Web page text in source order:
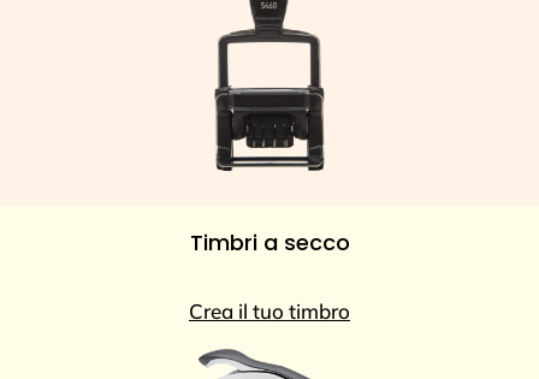
Timbri a secco
Crea il tuo timbro